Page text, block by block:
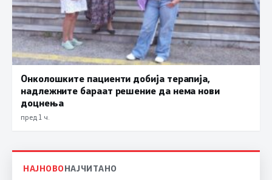
Онколошките пациенти добија терапија,
надлежните бараат решение да нема нови
доцнења
пред 1 ч.
НАЈНОВОНАЈЧИТАНО